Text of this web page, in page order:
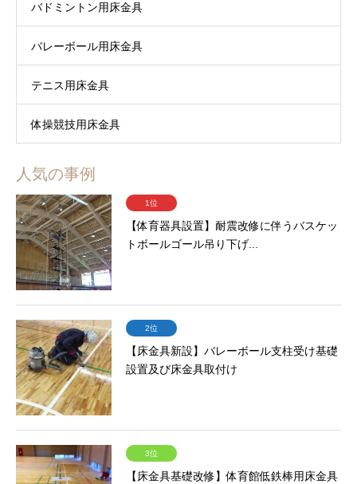
バドミントン用床金具
バレーボール用床金具
テニス用床金具
体操競技用床金具
人気の事例
1位
【体育器具設置】耐震改修に伴うバスケッ
トボールゴール吊り下げ...
2位
【床金具新設】バレーボール支柱受け基礎
設置及び床金具取付け
3位
【床金具基礎改修】体育館低鉄棒用床金具